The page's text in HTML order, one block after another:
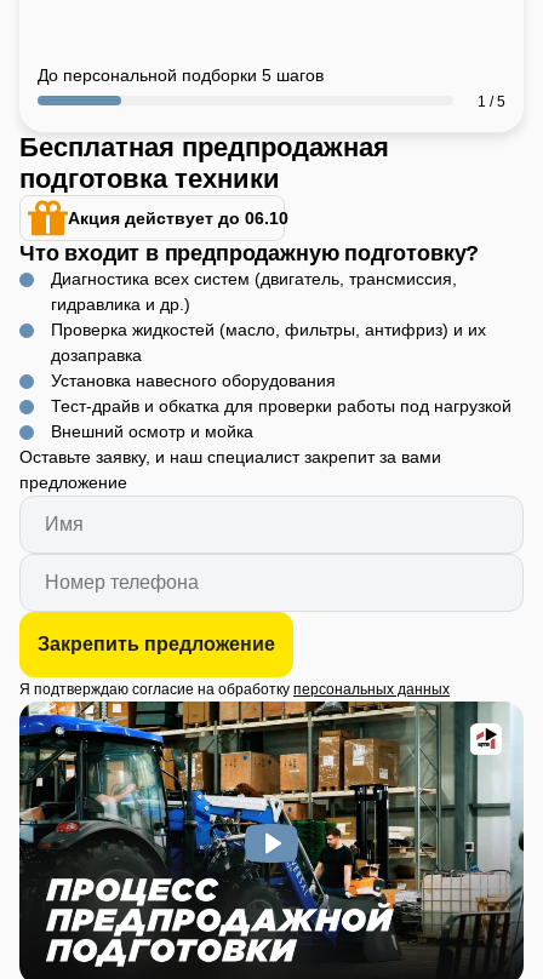
До персональной подборки 5 шагов
1 / 5
Бесплатная предпродажная
подготовка техники
Акция действует до 06.10
Что входит в предпродажную подготовку?
Диагностика всех систем (двигатель, трансмиссия,
гидравлика и др.)
Проверка жидкостей (масло, фильтры, антифриз) и их
дозаправка
Установка навесного оборудования
Тест-драйв и обкатка для проверки работы под нагрузкой
Внешний осмотр и мойка
Оставьте заявку, и наш специалист закрепит за вами
предложение
Закрепить предложение
Я подтверждаю согласие на обработку персональных данных